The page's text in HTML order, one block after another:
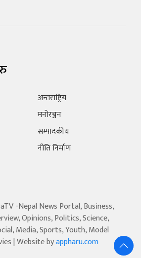
अन्तराष्ट्रिय
मनोरञ्जन
सम्पादकीय
नीति निर्माण
-Nepal News Portal, Business,
Opinions, Politics, Science,
Media, Sports, Youth, Model
| Website byappharu.com